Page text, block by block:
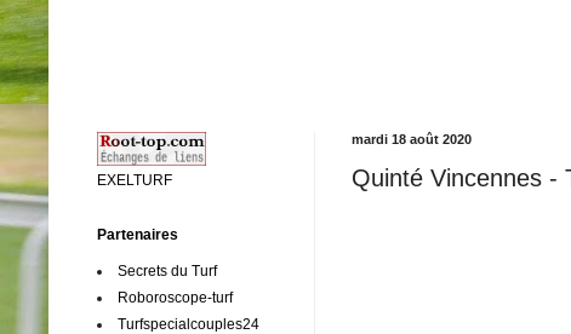
mardi 18 août 2020
Quinté Vincennes -
EXELTURF
Partenaires
Secrets du Turf
Roboroscope-turf
Turfspecialcouples24